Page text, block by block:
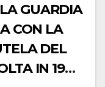
GUARDIA
CON LA
DEL
IN 19